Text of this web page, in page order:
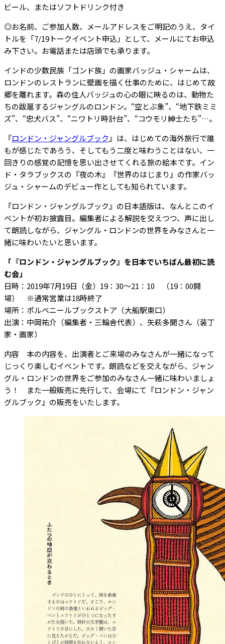
ビール、またはソフトドリンク付き
◎お名前、ご参加人数、メールアドレスをご明記のうえ、タイ
トルを「7/19トークイベント申込」として、メールにてお申込
み下さい。お電話または店頭でも承ります。
インドの少数民族「ゴンド族」の画家バッジュ・シャームは、
ロンドンのレストランに壁画を描く仕事のために、はじめて故
郷を離れます。森の住人バッジュの心の眼に映るのは、動物た
ちの跋扈するジャングルのロンドン。“空とぶ象”、“地下鉄ミミ
ズ”、“忠犬バス”、“ニワトリ時計台”、“コウモリ紳士たち”…。
『ロンドン・ジャングルブック 』は、はじめての海外旅行で誰
もが感じたであろう、そしてもう二度と味わうことはない、一
回きりの感覚の記憶を思い出させてくれる旅の絵本です。イン
ド・タラブックスの『夜の木』『世界のはじまり』の作家バッ
ジュ・シャームのデビュー作としても知られています。
『ロンドン・ジャングルブック』の日本語版は、なんとこのイ
ベントが初お披露目。編集者による解説を交えつつ、声に出し
て朗読しながら、ジャングル・ロンドンの世界をみなさんと一
緒に味わいたいと思います。
「『ロンドン・ジャングルブック』を日本でいちばん最初に読
む会」
日時：2019年7月19日（金）19：30～21：10 （19：00開
場） ※通常営業は18時終了
場所：ポルベニールブックストア（大船駅東口）
出演：中岡祐介（編集者・三輪舎代表）、矢萩多聞さん（装丁
家・画家）
内容 本の内容を、出演者とご来場のみなさんが一緒になって
じっくり楽しむイベントです。朗読などを交えながら、ジャン
グル・ロンドンの世界をご参加のみなさん一緒に味わいましょ
う！ また一般販売に先行して、会場にて『ロンドン・ジャン
グルブック』の販売をいたします。